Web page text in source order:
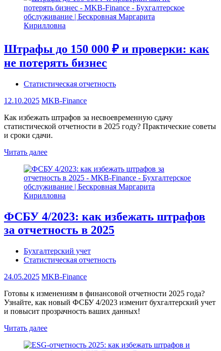
Штрафы до 150 000 ₽ и проверки: как
не потерять бизнес
Статистическая отчетность
12.10.2025 MKB-Finance
Как избежать штрафов за несвоевременную сдачу
статистической отчетности в 2025 году? Практические советы
и сроки сдачи.
Читать далее
ФСБУ 4/2023: как избежать штрафов
за отчетность в 2025
Бухгалтерский учет
Статистическая отчетность
24.05.2025 MKB-Finance
Готовы к изменениям в финансовой отчетности 2025 года?
Узнайте, как новый ФСБУ 4/2023 изменит бухгалтерский учет
и повысит прозрачность ваших данных!
Читать далее